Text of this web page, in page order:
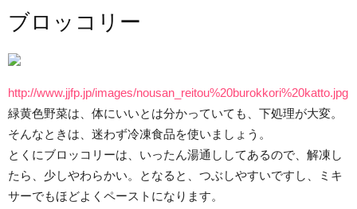
ブロッコリー
http://www.jjfp.jp/images/nousan_reitou%20burokkori%20katto.jpg
緑黄色野菜は、体にいいとは分かっていても、下処理が大変。
そんなときは、迷わず冷凍食品を使いましょう。
とくにブロッコリーは、いったん湯通ししてあるので、解凍し
たら、少しやわらかい。となると、つぶしやすいですし、ミキ
サーでもほどよくペーストになります。